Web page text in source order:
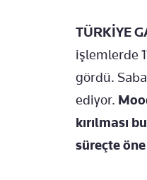
TÜRKİYE
işlemlerde
gördü.
ediyor.
kırılması
süreçte